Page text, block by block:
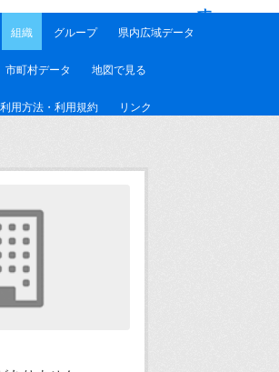
す
組織 グループ 県内広域データ
市町村データ 地図で見る
利用方法・利用規約 リンク